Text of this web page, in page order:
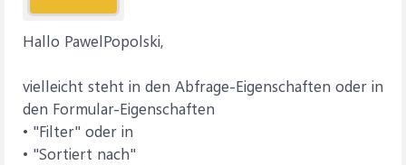
Hallo PawelPopolski,
vielleicht steht in den Abfrage-Eigenschaften oder in
den Formular-Eigenschaften
• "Filter" oder in
• "Sortiert nach"